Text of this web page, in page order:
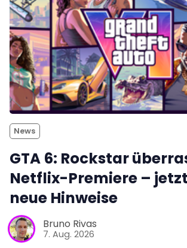
News
GTA 6: Rockstar
Netflix-Premiere –
neue Hinweise
Bruno Rivas
7. Aug. 2026